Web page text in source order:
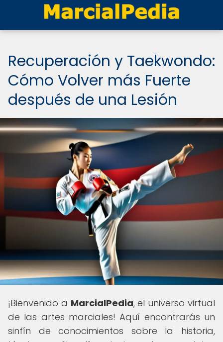
Recuperación y Taekwondo:
Cómo Volver más Fuerte
después de una Lesión
¡Bienvenido a MarcialPedia, el universo virtual
de las artes marciales! Aquí encontrarás un
sinfín de conocimientos sobre la historia,